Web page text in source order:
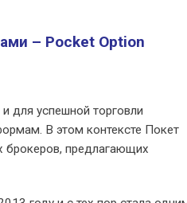
– Pocket Option
для успешной торговли
В этом контексте Покет
брокеров, предлагающих